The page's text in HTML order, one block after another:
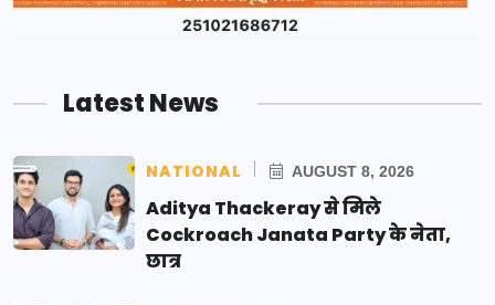
Latest News
NATIONAL AUGUST 8, 2026
Aditya Thackeray से मिले
Cockroach Janata Party के नेता,
छात्र